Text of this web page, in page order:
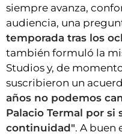
siempre avanza,
audiencia, una
temporada tras los
también formuló la
Studios y, de
suscribieron un
años no podemos
Palacio Termal por si
continuidad". A buen